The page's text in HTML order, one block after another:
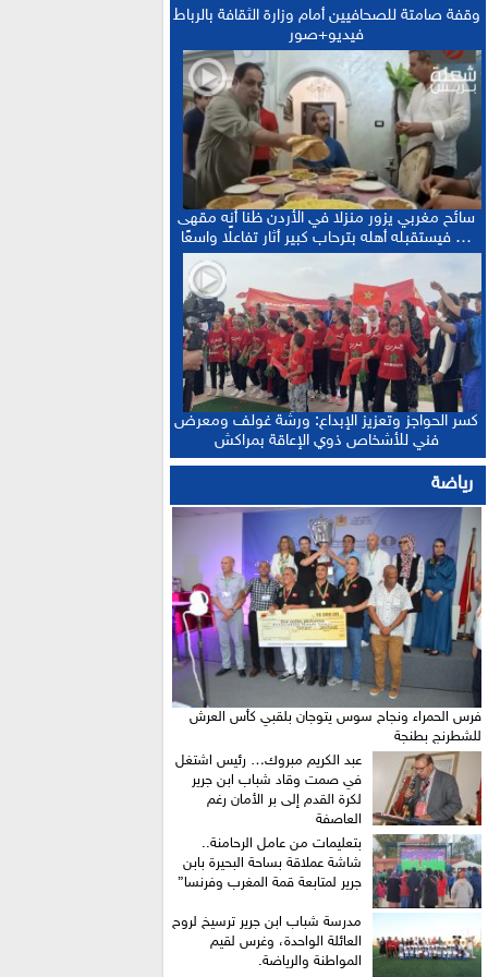
وقفة صامتة للصحافيين أمام وزارة الثقافة بالرباط
فيديو+صور
سائح مغربي يزور منزلا في الأردن ظنا أنه مقهى
… فيستقبله أهله بترحاب كبير أثار تفاعلًا واسعًا
كسر الحواجز وتعزيز الإبداع: ورشة غولف ومعرض
فني للأشخاص ذوي الإعاقة بمراكش
رياضة
فرس الحمراء ونجاح سوس يتوجان بلقبي كأس العرش
للشطرنج بطنجة
عبد الكريم مبروك… رئيس اشتغل
في صمت وقاد شباب ابن جرير
لكرة القدم إلى بر الأمان رغم
العاصفة
بتعليمات من عامل الرحامنة..
شاشة عملاقة بساحة البحيرة بابن
جرير لمتابعة قمة المغرب وفرنسا”
​مدرسة شباب ابن جرير ترسيخ لروح
العائلة الواحدة، وغرس لقيم
المواطنة والرياضة.